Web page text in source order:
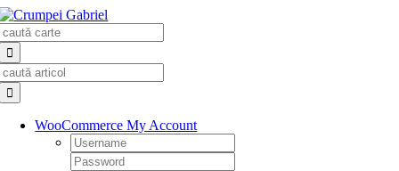
Skip
to
content
WooCommerce My Account
Username:
Password: